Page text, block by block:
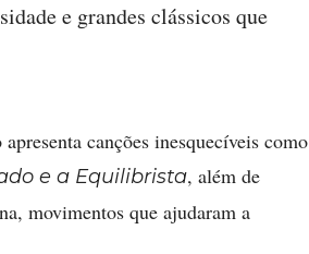
e grandes clássicos que
canções inesquecíveis como
e a Equilibrista, além de
movimentos que ajudaram a